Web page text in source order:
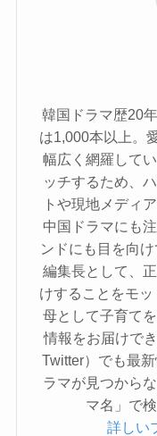
韓国ドラマ歴20
は1,000本以上。
幅広く網羅して
ッチするため、
トや現地メディ
中国ドラマにも
ンドにも目を向
編集長として、
けすることをモ
母として子育て
情報をお届けで
Twitter）でも最
ラマが見つから
マ名」で
詳しい